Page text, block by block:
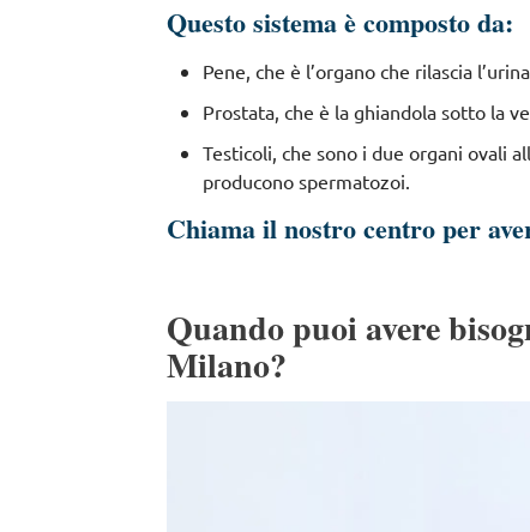
Questo sistema è composto da:
Pene, che è l’organo che rilascia
Prostata, che è la ghiandola sotto la
Testicoli, che sono i due organi ovali
producono spermatozoi.
Chiama il nostro centro per
Quando puoi avere
Milano?